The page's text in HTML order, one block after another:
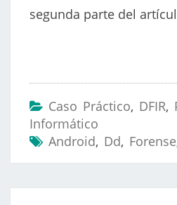
segunda parte del
Caso Práctico, DFIR,
Informático
Android, Dd, Forense